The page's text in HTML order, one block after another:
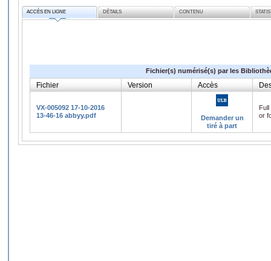
ACCÈS EN LIGNE DÉTAILS CONTENU
Fichier(s) numérisé(s) par les
Fichier Version Accès
VX-005092 17-10-2016
13-46-16 abbyy.pdf
Demander un
tiré à part
or